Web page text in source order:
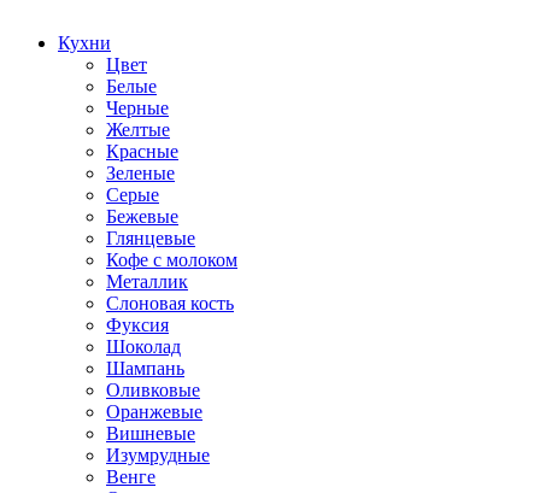
Кухни
Цвет
Белые
Черные
Желтые
Красные
Зеленые
Серые
Бежевые
Глянцевые
Кофе с молоком
Металлик
Слоновая кость
Фуксия
Шоколад
Шампань
Оливковые
Оранжевые
Вишневые
Изумрудные
Венге